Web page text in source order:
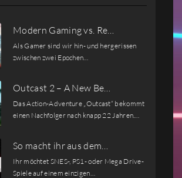
Modern Gaming vs. Re…
Als Gamer sind wir hin- und hergerissen
zwischen zwei Epochen…
Outcast 2 – A New Be…
Das Action-Adventure „Outcast“ bekommt
einen Nachfolger nach knapp 22 Jahren.…
So macht ihr aus dem…
Ihr möchtet SNES-, PS1- oder Mega Drive-
Spiele auf einem einzigen…